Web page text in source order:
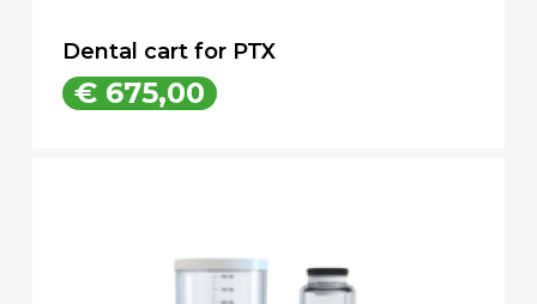
Dental cart for PTX
€675,00